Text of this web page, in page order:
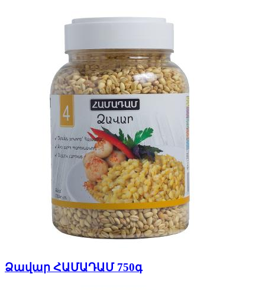
Ձավար ՀԱՄԱԴԱՄ 750գ